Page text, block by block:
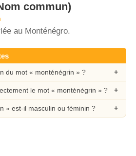
commun)
au Monténégro.
du mot « monténégrin » ?
le mot « monténégrin » ?
» est-il masculin ou féminin ?